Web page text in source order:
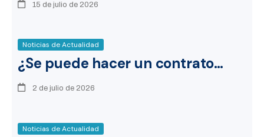
15 de julio de 2026
Noticias de Actualidad
¿Se puede hacer un contrato…
2 de julio de 2026
Noticias de Actualidad